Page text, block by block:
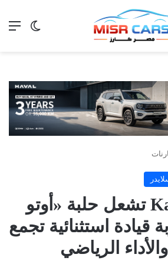
الوضع
كايي Kaiyi X7 تشعل حلبة «أوتو
قيادة استثنائية تجمع
الرياضي